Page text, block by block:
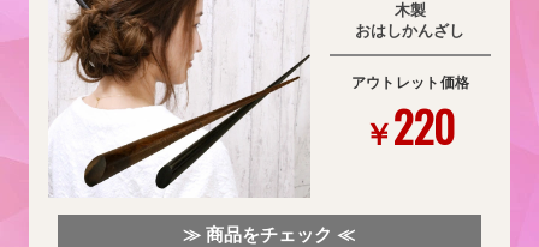
木製
おはしかんざし
アウトレット価格
￥220
≫ 商品をチェック ≪